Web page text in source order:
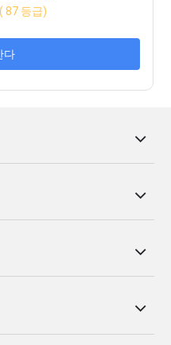
87 등급)
다